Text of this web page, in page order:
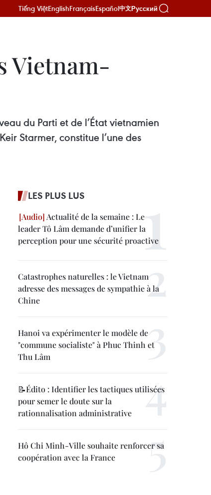
Tiếng ViệtEnglishFrançaisEspañol中文Русский
Vietnam-
du Parti et de l’État vietnamien
Starmer, constitue l’une des
LES PLUS LUS
Actualité de la semaine : Le
leader Tô Lâm demande d’unifier la
perception pour une sécurité proactive
Catastrophes naturelles : le Vietnam
adresse des messages de sympathie à la
Chine
Hanoi va expérimenter le modèle de
"commune socialiste" à Phuc Thinh et
Thu Lâm
📝Édito : Identifier les tactiques utilisées
pour semer le doute sur la
rationnalisation administrative
Hô Chi Minh-Ville souhaite renforcer sa
coopération avec la France